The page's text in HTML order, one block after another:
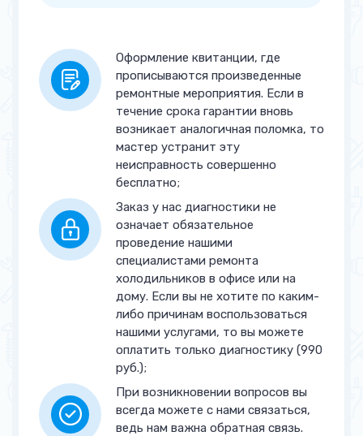
Замена капиллярной трубы от 2 700 руб.
Замена воздушной заслонки от 2 700 руб.
Замена / Ремонт мотора-
компрессора
от 2 700 руб.
Замена ТЭНа оттайки
Устранение утечки в
запененной части
от 5 000 руб.
Замена уплотнителя двери
от 1 500 руб.
Регулировка дверей
Замена петель на двери от 2 000 руб.
Оформление квитанции, где
прописываются произведенные
ремонтные мероприятия. Если в
течение срока гарантии вновь
возникает аналогичная поломка, то
мастер устранит эту
неисправность совершенно
бесплатно;
Заказ у нас диагностики не
означает обязательное
проведение нашими
специалистами ремонта
холодильников в офисе или на
дому. Если вы не хотите по каким-
либо причинам воспользоваться
нашими услугами, то вы можете
оплатить только диагностику (990
руб.);
При возникновении вопросов вы
всегда можете с нами связаться,
ведь нам важна обратная связь.